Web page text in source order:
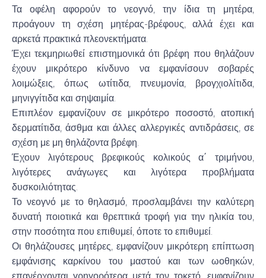
Τα οφέλη αφορούν το νεογνό, την ίδια τη μητέρα,
προάγουν τη σχέση μητέρας-βρέφους, αλλά έχει και
αρκετά πρακτικά πλεονεκτήματα.
Έχει τεκμηριωθεί επιστημονικά ότι βρέφη που θηλάζουν
έχουν μικρότερο κίνδυνο να εμφανίσουν σοβαρές
λοιμώξεις, όπως ωτίτιδα, πνευμονία, βρογχιολίτιδα,
μηνιγγίτιδα και σηψαιμία.
Επιπλέον εμφανίζουν σε μικρότερο ποσοστό, ατοπική
δερματίτιδα, άσθμα και άλλες αλλεργικές αντιδράσεις, σε
σχέση με μη θηλάζοντα βρέφη.
Έχουν λιγότερους βρεφικούς κολικούς α΄ τριμήνου,
λιγότερες ανάγωγες και λιγότερα προβλήματα
δυσκοιλιότητας.
Το νεογνό με το θηλασμό, προσλαμβάνει την καλύτερη
δυνατή ποιοτικά και θρεπτικά τροφή για την ηλικία του,
στην ποσότητα που επιθυμεί, όποτε το επιθυμεί.
Οι θηλάζουσες μητέρες, εμφανίζουν μικρότερη επίπτωση
εμφάνισης καρκίνου του μαστού και των ωοθηκών,